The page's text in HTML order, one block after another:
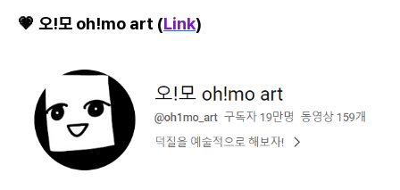
💗 오!모 oh!mo art (Link)